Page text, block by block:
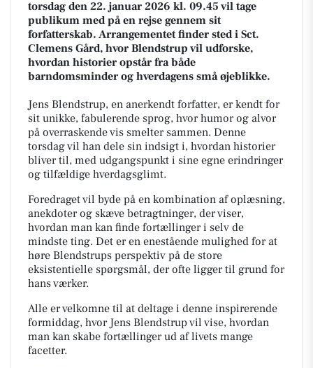
torsdag den 22. januar 2026 kl. 09.45 vil tage
publikum med på en rejse gennem sit
forfatterskab. Arrangementet finder sted i Sct.
Clemens Gård, hvor Blendstrup vil udforske,
hvordan historier opstår fra både
barndomsminder og hverdagens små øjeblikke.
Jens Blendstrup, en anerkendt forfatter, er kendt for
sit unikke, fabulerende sprog, hvor humor og alvor
på overraskende vis smelter sammen. Denne
torsdag vil han dele sin indsigt i, hvordan historier
bliver til, med udgangspunkt i sine egne erindringer
og tilfældige hverdagsglimt.
Foredraget vil byde på en kombination af oplæsning,
anekdoter og skæve betragtninger, der viser,
hvordan man kan finde fortællinger i selv de
mindste ting. Det er en enestående mulighed for at
høre Blendstrups perspektiv på de store
eksistentielle spørgsmål, der ofte ligger til grund for
hans værker.
Alle er velkomne til at deltage i denne inspirerende
formiddag, hvor Jens Blendstrup vil vise, hvordan
man kan skabe fortællinger ud af livets mange
facetter.